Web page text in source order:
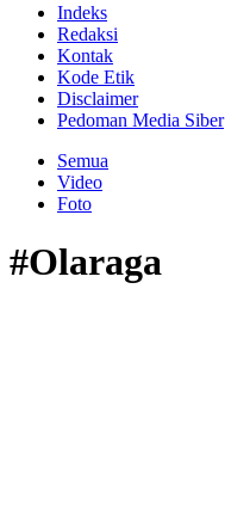
Indeks
Redaksi
Kontak
Kode Etik
Disclaimer
Pedoman Media Siber
Semua
Video
Foto
#Olaraga